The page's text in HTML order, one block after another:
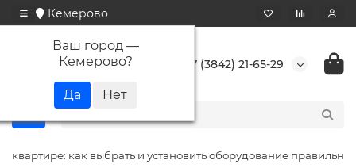
Кемерово
Ваш город —
Кемерово? +7 (3842) 21-65-29
квартире: как выбрать и установить оборудование правильно?